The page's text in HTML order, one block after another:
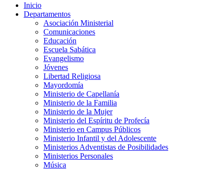
Inicio
Departamentos
Asociación Ministerial
Comunicaciones
Educación
Escuela Sabática
Evangelismo
Jóvenes
Libertad Religiosa
Mayordomía
Ministerio de Capellanía
Ministerio de la Familia
Ministerio de la Mujer
Ministerio del Espíritu de Profecía
Ministerio en Campus Públicos
Ministerio Infantil y del Adolescente
Ministerios Adventistas de Posibilidades
Ministerios Personales
Música